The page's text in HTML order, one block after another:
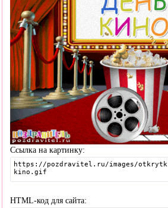
Ссылка на картинку:
HTML-код для сайта: